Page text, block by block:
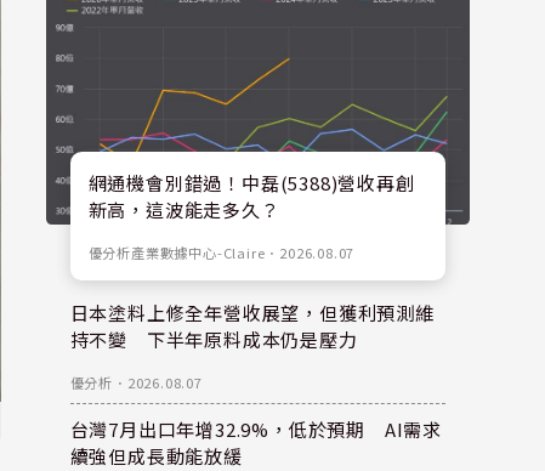
網通機會別錯過！中磊(5388)營收再創
新高，這波能走多久？
優分析產業數據中心-Claire ． 2026.08.07
日本塗料上修全年營收展望，但獲利預測維
持不變 下半年原料成本仍是壓力
優分析 ． 2026.08.07
台灣7月出口年增32.9%，低於預期 AI需求
續強但成長動能放緩